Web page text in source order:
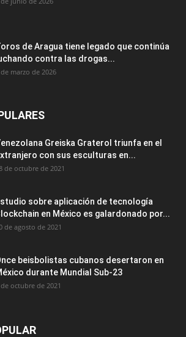
de Aragua tiene legado que continúa
contra las drogas...
marzo de 2026
Greiska Graterol triunfa en el
con sus esculturas en...
de octubre de 2021
sobre aplicación de tecnología
en México es galardonado por...
de agosto de 2021
beisbolistas cubanos desertaron en
durante Mundial Sub-23
de octubre de 2021